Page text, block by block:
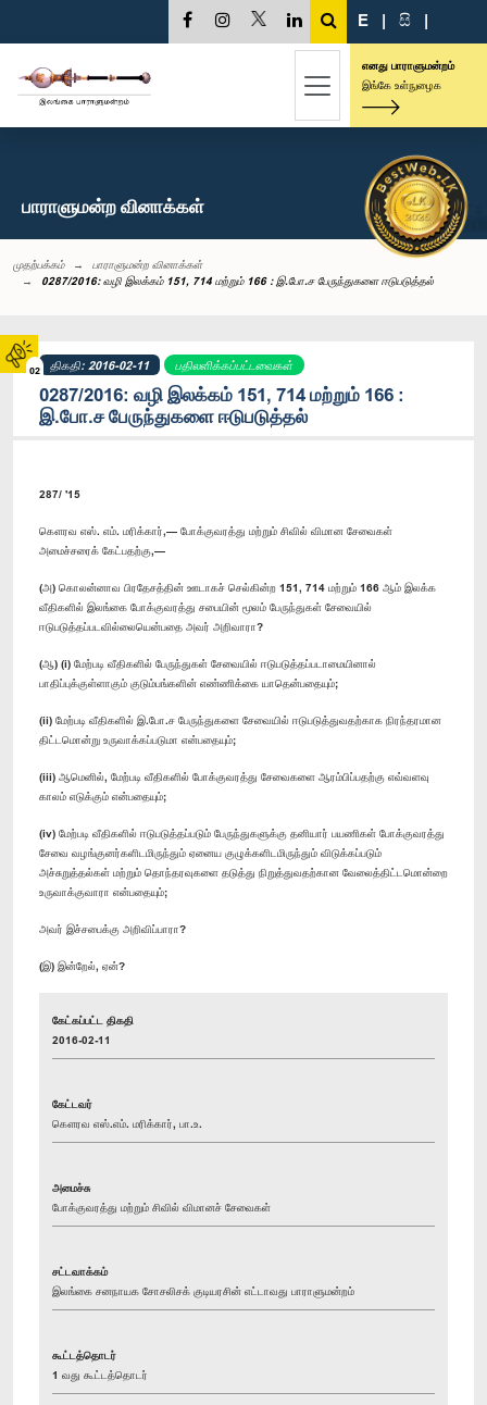
02
E | සි |
எனது பாராளுமன்றம்
இங்கே உள்நுழைக
பாராளுமன்ற வினாக்கள்
முதற்பக்கம்
பாராளுமன்ற வினாக்கள்
0287/2016: வழி இலக்கம் 151, 714 மற்றும் 166 : இ.போ.ச பேருந்துகளை ஈடுபடுத்தல்
திகதி: 2016-02-11 பதிலளிக்கப்பட்டவைகள்
0287/2016: வழி இலக்கம் 151, 714 மற்றும் 166 :
இ.போ.ச பேருந்துகளை ஈடுபடுத்தல்
287/ '15
கௌரவ எஸ். எம். மரிக்கார்,— போக்குவரத்து மற்றும் சிவில் விமான சேவைகள்
அமைச்சரைக் கேட்பதற்கு,—
(அ) கொலன்னாவ பிரதேசத்தின் ஊடாகச் செல்கின்ற 151, 714 மற்றும் 166 ஆம் இலக்க
வீதிகளில் இலங்கை போக்குவரத்து சபையின் மூலம் பேருந்துகள் சேவையில்
ஈடுபடுத்தப்படவில்லையென்பதை அவர் அறிவாரா?
(ஆ) (i) மேற்படி வீதிகளில் பேருந்துகள் சேவையில் ஈடுபடுத்தப்படாமையினால்
பாதிப்புக்குள்ளாகும் குடும்பங்களின் எண்ணிக்கை யாதென்பதையும்;
(ii) மேற்படி வீதிகளில் இ.போ.ச பேருந்துகளை சேவையில் ஈடுபடுத்துவதற்காக நிரந்தரமான
திட்டமொன்று உருவாக்கப்படுமா என்பதையும்;
(iii) ஆமெனில், மேற்படி வீதிகளில் போக்குவரத்து சேவைகளை ஆரம்பிப்பதற்கு எவ்வளவு
காலம் எடுக்கும் என்பதையும்;
(iv) மேற்படி வீதிகளில் ஈடுபடுத்தப்படும் பேருந்துகளுக்கு தனியார் பயணிகள் போக்குவரத்து
சேவை வழங்குனர்களிடமிருந்தும் ஏனைய குழுக்களிடமிருந்தும் விடுக்கப்படும்
அச்சுறுத்தல்கள் மற்றும் தொந்தரவுகளை தடுத்து நிறுத்துவதற்கான வேலைத்திட்டமொன்றை
உருவாக்குவாரா என்பதையும்;
அவர் இச்சபைக்கு அறிவிப்பாரா?
(இ) இன்றேல், ஏன்?
கேட்கப்பட்ட திகதி
2016-02-11
கேட்டவர்
கௌரவ எஸ்.எம். மரிக்கார், பா.உ.
அமைச்சு
போக்குவரத்து மற்றும் சிவில் விமானச் சேவைகள்
சட்டவாக்கம்
இலங்கை சனநாயக சோசலிசக் குடியரசின் எட்டாவது பாராளுமன்றம்
கூட்டத்தொடர்
1 வது கூட்டத்தொடர்